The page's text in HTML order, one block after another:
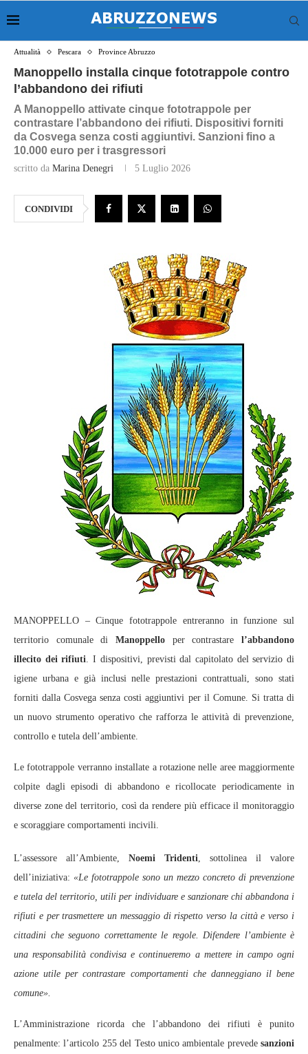
Attualità Pescara Province Abruzzo
Manoppello installa cinque fototrappole contro
l’abbandono dei rifiuti
A Manoppello attivate cinque fototrappole per
contrastare l’abbandono dei rifiuti. Dispositivi forniti
da Cosvega senza costi aggiuntivi. Sanzioni fino a
10.000 euro per i trasgressori
scritto da Marina Denegri 5 Luglio 2026
CONDIVIDI
MANOPPELLO – Cinque fototrappole entreranno in funzione sul
territorio comunale di Manoppello per contrastare l’abbandono
illecito dei rifiuti. I dispositivi, previsti dal capitolato del servizio di
igiene urbana e già inclusi nelle prestazioni contrattuali, sono stati
forniti dalla Cosvega senza costi aggiuntivi per il Comune. Si tratta di
un nuovo strumento operativo che rafforza le attività di prevenzione,
controllo e tutela dell’ambiente.
Le fototrappole verranno installate a rotazione nelle aree maggiormente
colpite dagli episodi di abbandono e ricollocate periodicamente in
diverse zone del territorio, così da rendere più efficace il monitoraggio
e scoraggiare comportamenti incivili.
L’assessore all’Ambiente, Noemi Tridenti, sottolinea il valore
dell’iniziativa: «Le fototrappole sono un mezzo concreto di prevenzione
e tutela del territorio, utili per individuare e sanzionare chi abbandona i
rifiuti e per trasmettere un messaggio di rispetto verso la città e verso i
cittadini che seguono correttamente le regole. Difendere l’ambiente è
una responsabilità condivisa e continueremo a mettere in campo ogni
azione utile per contrastare comportamenti che danneggiano il bene
comune».
L’Amministrazione ricorda che l’abbandono dei rifiuti è punito
penalmente: l’articolo 255 del Testo unico ambientale prevedesanzioni